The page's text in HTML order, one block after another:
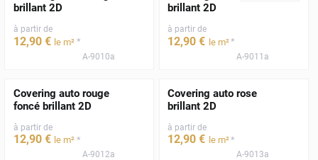
brillant 2D
à partir de
12,90 € le m² *
A-9010a
brillant 2D
à partir de
12,90 € le m²*
A-9011a
Covering auto rouge
foncé brillant 2D
à partir de
12,90 € le m² *
A-9012a
Covering auto rose
brillant 2D
à partir de
12,90 € le m²*
A-9013a